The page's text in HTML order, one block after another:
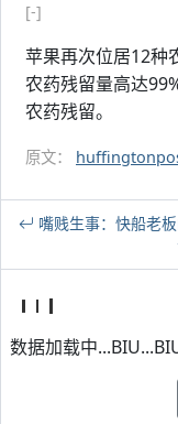
[-]
苹果再次位居12种
农药残留量高达
农药残留。
原文：
嘴贱生事：快船老
数据加载中